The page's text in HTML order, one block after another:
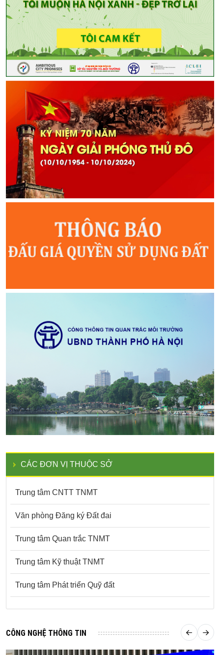
CÁC ĐƠN VỊ THUỘC SỞ
Trung tâm CNTT TNMT
Văn phòng Đăng ký Đất đai
Trung tâm Quan trắc TNMT
Trung tâm Kỹ thuật TNMT
Trung tâm Phát triển Quỹ đất
CÔNG NGHỆ THÔNG TIN